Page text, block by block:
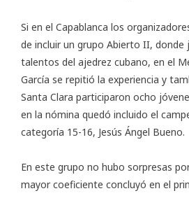
Si en el Capablanca los
de incluir un grupo Abierto II, donde
talentos del ajedrez cubano, en el
García se repitió la experiencia y
Santa Clara participaron ocho
en la nómina quedó incluido el
categoría 15-16, Jesús Ángel Bueno.
En este grupo no hubo sorpresas
mayor coeficiente concluyó en el